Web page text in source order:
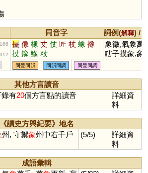
同音字 詞例(解釋) /
長 像 橡 丈 仗 匠 杖 蟓 襐
扙 鐌 鱌 粀
象徵,氣象萬
瞎子摸象,象
象限,象牙塔,
形文字,表象,
象,圖象,對象,
印象,險象環
同聲同韻 同韻同調 同聲同調
其他方言讀音
錄有20個方言點的讀音
詳細資
料
《讀史方輿紀要》地名
州, 守禦象州中右千戶
(5/5)
詳細資
料
成語彙輯